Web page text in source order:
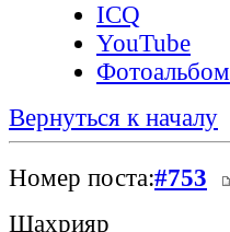
ICQ
YouTube
Фотоальбом
Вернуться к началу
Номер поста:#753
Шахрияр